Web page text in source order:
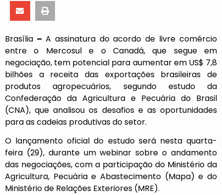
Brasília – A assinatura do acordo de livre comércio
entre o Mercosul e o Canadá, que segue em
negociação, tem potencial para aumentar em US$ 7,8
bilhões a receita das exportações brasileiras de
produtos agropecuários, segundo estudo da
Confederação da Agricultura e Pecuária do Brasil
(CNA), que analisou os desafios e as oportunidades
para as cadeias produtivas do setor.
O lançamento oficial do estudo será nesta quarta-
feira (29), durante um webinar sobre o andamento
das negociações, com a participação do Ministério da
Agricultura, Pecuária e Abastecimento (Mapa) e do
Ministério de Relações Exteriores (MRE).